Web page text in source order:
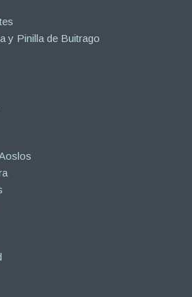
y Pinilla de Buitrago